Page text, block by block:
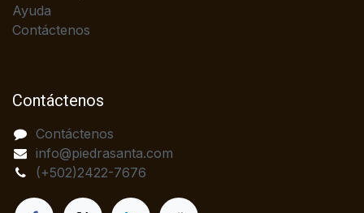
Ayuda
Contáctenos
Contáctenos
Contáctenos
info@piedrasanta.com
(+502)2422-7676